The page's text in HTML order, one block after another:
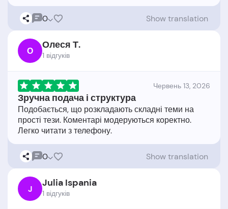
0 Show translation
О Олеся Т.
1 відгукiв
Червень 13, 2026
Зручна подача і структура
Подобається, що розкладають складні теми на
прості тези. Коментарі модеруються коректно.
0 Show translation
J Julia Ispania
1 відгукiв